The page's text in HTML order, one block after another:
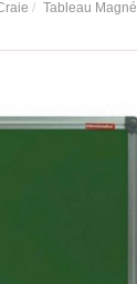
Tableau